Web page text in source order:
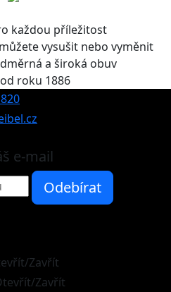
každou příležitost
vysušit nebo vyměnit
a široká obuv
roku 1886
e-mail